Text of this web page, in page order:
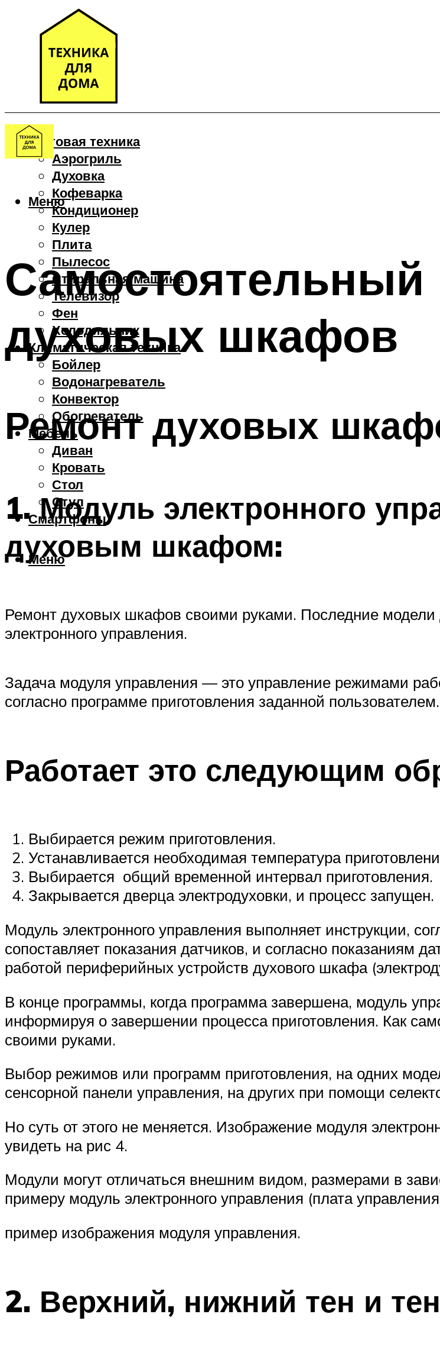
Бытовая техника
Аэрогриль
Духовка
Кофеварка
Кондиционер
Кулер
Плита
Пылесос
Стиральная машина
Телевизор
Фен
Холодильник
Климатическая техника
Бойлер
Водонагреватель
Конвектор
Обогреватель
Мебель
Диван
Кровать
Стол
Стул
Смартфоны
Меню
Меню
Самостоятельный
духовых шкафов
Ремонт духовых
1. Модуль электронного
духовым шкафом:
Ремонт духовых шкафов своими руками. Последние
электронного управления.
Задача модуля управления — это управление режимами
согласно программе приготовления заданной пользователем.
Работает это следующим
Выбирается режим приготовления.
Устанавливается необходимая температура
Выбирается общий временной интервал приготовления.
Закрывается дверца электродуховки, и процесс запущен.
Модуль электронного управления выполняет инструкции,
сопоставляет показания датчиков, и согласно показаниям
работой периферийных устройств духового шкафа
В конце программы, когда программа завершена, модуль
информируя о завершении процесса приготовления. Как
своими руками.
Выбор режимов или программ приготовления, на одних
сенсорной панели управления, на других при помощи
Но суть от этого не меняется. Изображение модуля
увидеть на рис 4.
Модули могут отличаться внешним видом, размерами в
примеру модуль электронного управления (плата
пример изображения модуля управления.
2. Верхний, нижний тен и